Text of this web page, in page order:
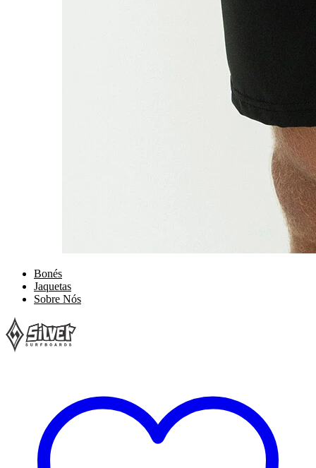
Bonés
Jaquetas
Sobre Nós